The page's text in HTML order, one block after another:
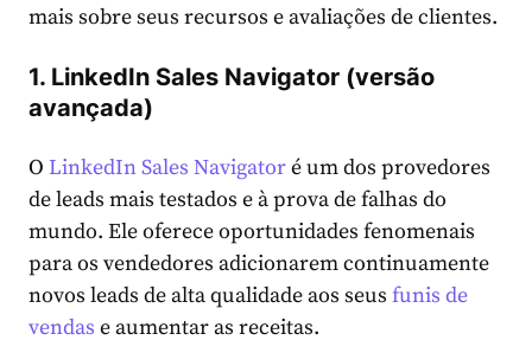
mais sobre seus recursos e avaliações de clientes.
1. LinkedIn Sales Navigator (versão
avançada)
O LinkedIn Sales Navigatoré um dos provedores
de leads mais testados e à prova de falhas do
mundo. Ele oferece oportunidades fenomenais
para os vendedores adicionarem continuamente
novos leads de alta qualidade aos seus funis de
vendas e aumentar as receitas.